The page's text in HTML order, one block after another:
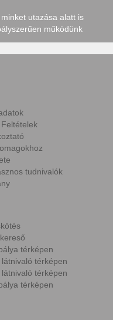
utazása alatt is
működünk
tudnivalók
térképen
térképen
térképen
térképen